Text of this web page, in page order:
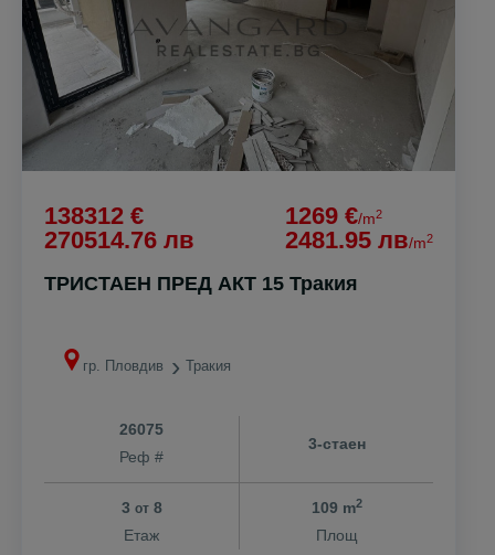
138312 €
270514.76 лв
1269 €/m2
2481.95 лв/m2
ТРИСТАЕН ПРЕД АКТ 15 Тракия
гр. Пловдив Тракия
26075
Реф #
3-стаен
3 от8
Етаж
109 m2
Площ